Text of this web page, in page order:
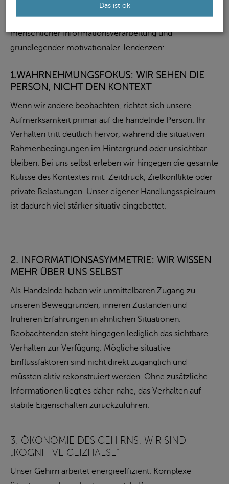
Vermutlich viel mehr ein Ausdruck der Struktur
menschlicher Informationsverarbeitung und
grundlegender motivationaler Tendenzen:
1.WAHRNEHMUNGSFOKUS: WIR SEHEN DIE
PERSON, NICHT DEN KONTEXT
Wenn wir andere beobachten, richtet sich unsere
Aufmerksamkeit primär auf die handelnde Person. Ihr
Verhalten tritt deutlich hervor, während die situativen
Rahmenbedingungen im Hintergrund oder unsichtbar
bleiben. Bei uns selbst erleben wir hingegen die gesamte
Kulisse des Kontextes mit: Zeitdruck, Zielkonflikte oder
private Belastungen. Unser eigener Handlungsspielraum
ist dadurch viel stärker situativ eingebettet.
2. INFORMATIONSASYMMETRIE: WIR WISSEN
MEHR ÜBER UNS SELBST
Als Handelnde haben wir unmittelbaren Zugang zu
unseren Beweggründen, inneren Zuständen und
früheren Erfahrungen in ähnlichen Situationen.
Beobachtenden steht hingegen lediglich das sichtbare
Verhalten zur Verfügung. Mögliche situative
Einflussfaktoren sind nicht direkt zugänglich und
müssten aktiv rekonstruiert werden. Ohne zusätzliche
Informationen liegt es daher nahe, das Verhalten auf
stabile Eigenschaften zurückzuführen.
3. ÖKONOMIE DES GEHIRNS: WIR SIND
„KOGNITIVE GEIZHÄLSE“
Unser Gehirn arbeitet energieeffizient. Komplexe
Das ist ok